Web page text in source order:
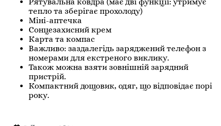
тепло та зберігає прохолоду)
Міні-аптечка
Сонцезахисний крем
Карта та компас
Важливо: заздалегідь заряджений телефон з
номерами для екстреного виклику.
Також можна взяти зовнішній зарядний
пристрій.
Компактний дощовик, одяг, що відповідає порі
року.